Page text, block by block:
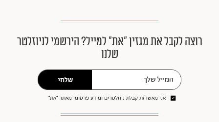
רוצה לקבל את מגזין ״את״ למייל? הירשמי לניוזלטר
שלנו
שלחי
אני מאשר/ת קבלת ניוזלטרים ומידע פרסומי מאתר ״את״